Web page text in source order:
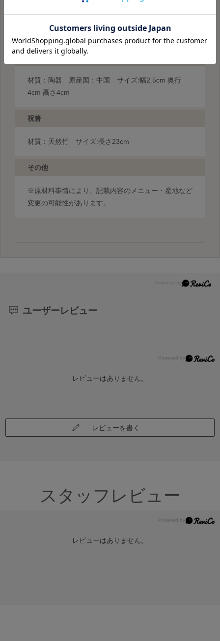
〈ヤマチク〉の祝箸
干支の置物
材質：陶器 原産国：中国 サイズ:幅2.5cm 奥行
4cm 高さ4cm
祝箸
材質：天然竹 サイズ:長さ23cm
その他
※原材料事情により、記載内容のメニュー・産地など
変更の可能性があります。
ユーザーレビュー
レビューはありません。
レビューを書く
スタッフレビュー
レビューはありません。